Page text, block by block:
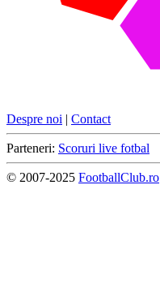
Despre noi | Contact
Parteneri: Scoruri live fotbal
© 2007-2025 FootballClub.ro